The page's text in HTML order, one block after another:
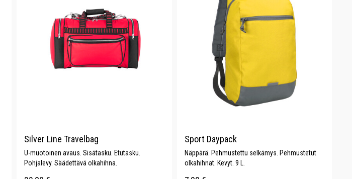
Silver Line Travelbag
U-muotoinen avaus. Sisätasku. Etutasku.
Pohjalevy. Säädettävä olkahihna.
Sport Daypack
Näppärä. Pehmustettu selkämys. Pehmustetut
olkahihnat. Kevyt. 9 L.